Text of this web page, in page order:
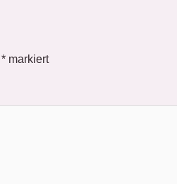
* markiert